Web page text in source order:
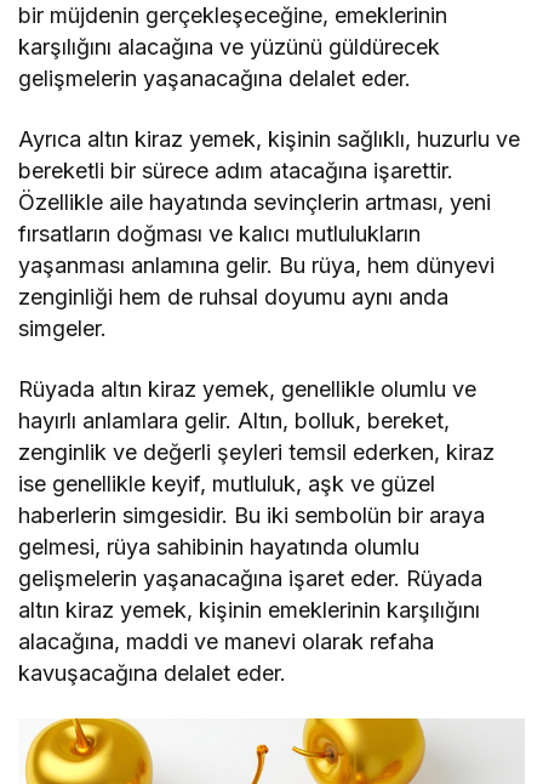
bir müjdenin gerçekleşeceğine, emeklerinin
karşılığını alacağına ve yüzünü güldürecek
gelişmelerin yaşanacağına delalet eder.
Ayrıca altın kiraz yemek, kişinin sağlıklı, huzurlu ve
bereketli bir sürece adım atacağına işarettir.
Özellikle aile hayatında sevinçlerin artması, yeni
fırsatların doğması ve kalıcı mutlulukların
yaşanması anlamına gelir. Bu rüya, hem dünyevi
zenginliği hem de ruhsal doyumu aynı anda
simgeler.
Rüyada altın kiraz yemek, genellikle olumlu ve
hayırlı anlamlara gelir. Altın, bolluk, bereket,
zenginlik ve değerli şeyleri temsil ederken, kiraz
ise genellikle keyif, mutluluk, aşk ve güzel
haberlerin simgesidir. Bu iki sembolün bir araya
gelmesi, rüya sahibinin hayatında olumlu
gelişmelerin yaşanacağına işaret eder. Rüyada
altın kiraz yemek, kişinin emeklerinin karşılığını
alacağına, maddi ve manevi olarak refaha
kavuşacağına delalet eder.